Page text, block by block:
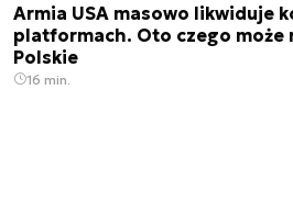
Armia USA masowo likwiduje
platformach. Oto czego może
Polskie
16 min.